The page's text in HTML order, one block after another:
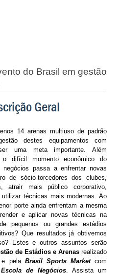
do Brasil em gestão
14 arenas multiuso de padrão
destes equipamentos com
uma meta importante. Além
difícil momento econômico do
passa a enfrentar novas
de sócio-torcedores dos clubes,
atrair mais público corporativo,
técnicas mais modernas. Ao
porte ainda enfrentam a mesma
e aplicar novas técnicas na
pequenos ou grandes estádios
Que resultados já obtivemos
Estes e outros assuntos serão
de Estádios e Arenas realizado
e pela Brasil Sports Marketcom
de Negócios . Assista um